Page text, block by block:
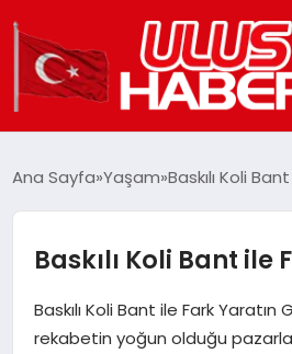
DÜNYA
EKONOMI
SIYASET
Ana Sayfa Yaşam Baskılı Koli
Baskılı Koli Bant ile
Baskılı Koli Bant ile Fark Yaratın
rekabetin yoğun olduğu